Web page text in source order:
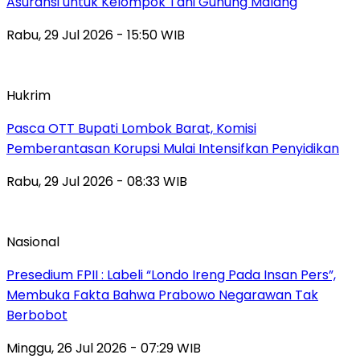
Rabu, 29 Jul 2026 - 15:50 WIB
Hukrim
Pasca OTT Bupati Lombok Barat, Komisi
Pemberantasan Korupsi Mulai Intensifkan Penyidikan
Rabu, 29 Jul 2026 - 08:33 WIB
Nasional
Presedium FPII : Labeli “Londo Ireng Pada Insan Pers”,
Membuka Fakta Bahwa Prabowo Negarawan Tak
Berbobot
Minggu, 26 Jul 2026 - 07:29 WIB